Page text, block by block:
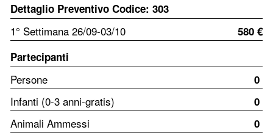
Dettaglio Preventivo Codice: 303
1° Settimana 26/09-03/10
580 €
Partecipanti
Persone 0
Infanti (0-3 anni-gratis) 0
Animali Ammessi
0